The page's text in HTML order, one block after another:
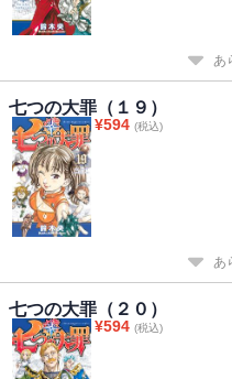
あ
七つの大罪（１９）
¥594 (税込)
あ
七つの大罪（２０）
¥594 (税込)